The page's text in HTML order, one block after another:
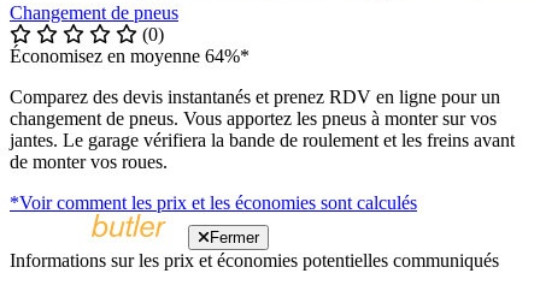
Changement de pneus
(0)
Économisez en moyenne 64%*
Comparez des devis instantanés et prenez RDV en ligne pour un
changement de pneus. Vous apportez les pneus à monter sur vos
jantes. Le garage vérifiera la bande de roulement et les freins avant
de monter vos roues.
*Voir comment les prix et les économies sont calculés
Fermer
Informations sur les prix et économies potentielles communiqués